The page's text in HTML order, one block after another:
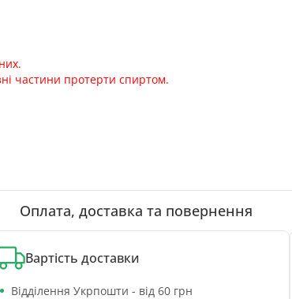
частини протерти спиртом.
Оплата, доставка та повернення
Вартість доставки
Відділення Укрпошти - від 60 грн